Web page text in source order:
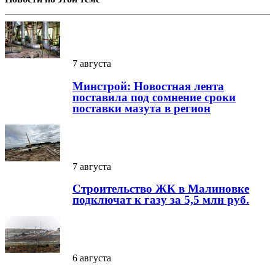
7 августа
Минстрой: Новостная лента
поставила под сомнение сроки
поставки мазута в регион
7 августа
Строительство ЖК в Малиновке
подключат к газу за 5,5 млн руб.
6 августа